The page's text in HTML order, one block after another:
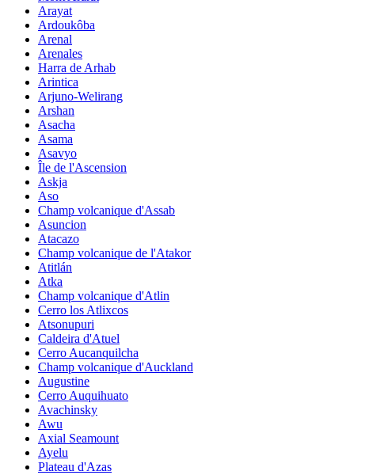
Arayat
Ardoukôba
Arenal
Arenales
Harra de Arhab
Arintica
Arjuno-Welirang
Arshan
Asacha
Asama
Asavyo
Île de l'Ascension
Askja
Aso
Champ volcanique d'Assab
Asuncion
Atacazo
Champ volcanique de l'Atakor
Atitlán
Atka
Champ volcanique d'Atlin
Cerro los Atlixcos
Atsonupuri
Caldeira d'Atuel
Cerro Aucanquilcha
Champ volcanique d'Auckland
Augustine
Cerro Auquihuato
Avachinsky
Awu
Axial Seamount
Ayelu
Plateau d'Azas